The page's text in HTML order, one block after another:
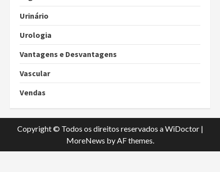
Urinário
Urologia
Vantagens e Desvantagens
Vascular
Vendas
Copyright © Todos os direitos reservados a WiDoctor |
MoreNews by AF themes.